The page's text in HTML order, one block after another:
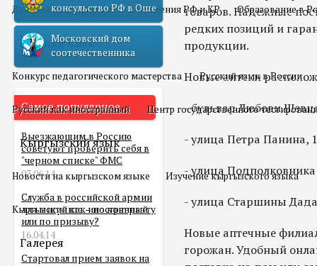
Двойное гражданство Отношения РФ и КР Образование в
Русский язык
Конкурс педагогического мастерства Русский язык в России
Русский как иностранный Центр государственного
Кыргызский язык
Новости на кыргызском языке Изучение кыргызского языка
Кыргызский как иностранный
Галерея
консульство РФ в Оше
Московский дом
соотечественника
Самое популярное
Выезжающим в Россию
советуют проверить себя в
"черном списке" ФМС
03.06.14
Служба в российской армии
для мигранта – по контракту
или по призыву?
16.04.14
Стартовал прием заявок на
товаров. Надежные
редких позиций и
продукции.
Новые аптеки
- бульвар Любови
- улица Петра Панина,
- улица
- улица Старшины
Новые аптечные
горожан. Удобный